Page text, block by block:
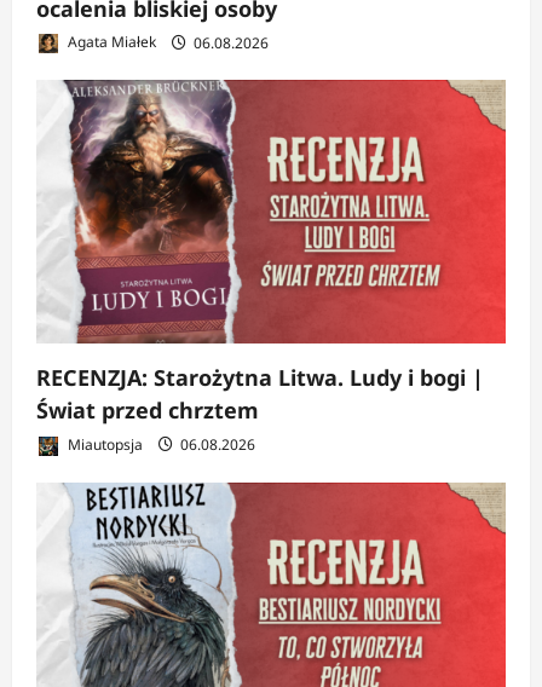
ocalenia bliskiej osoby
Agata Miałek 06.08.2026
RECENZJA: Starożytna Litwa. Ludy i bogi |
Świat przed chrztem
Miautopsja 06.08.2026